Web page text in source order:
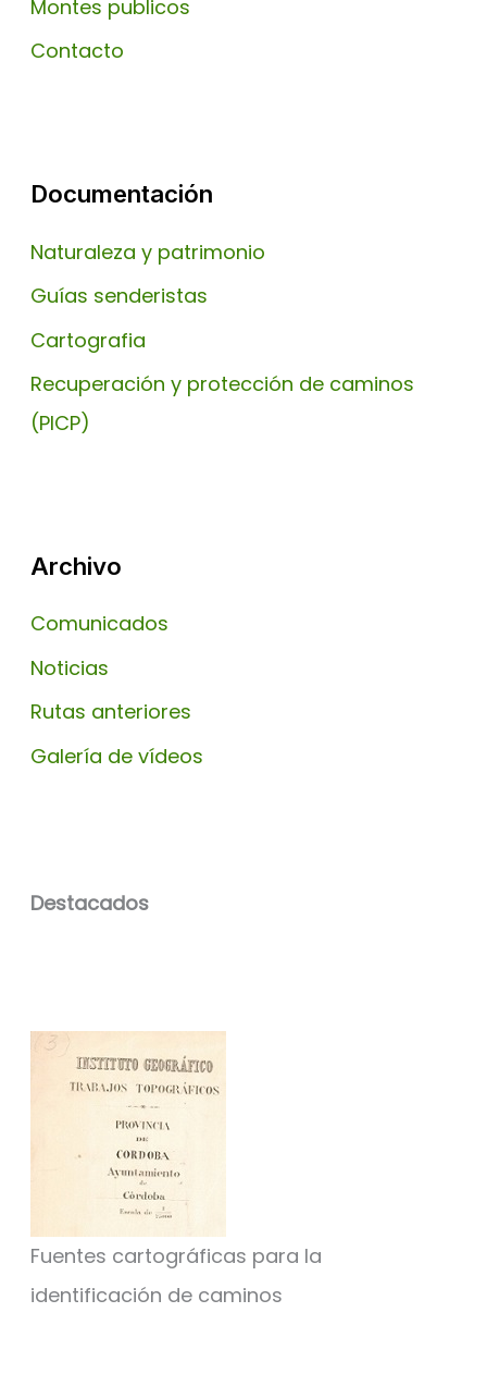
Montes publicos
Contacto
Documentación
Naturaleza y patrimonio
Guías senderistas
Cartografia
Recuperación y protección de caminos
(PICP)
Archivo
Comunicados
Noticias
Rutas anteriores
Galería de vídeos
Destacados
Fuentes cartográficas para la
identificación de caminos